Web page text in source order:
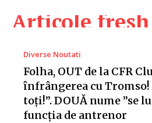
Articole fresh
Diverse Noutati
Folha, OUT de la CFR
înfrângerea cu
toți!”. DOUĂ nume ”se
funcția de antrenor